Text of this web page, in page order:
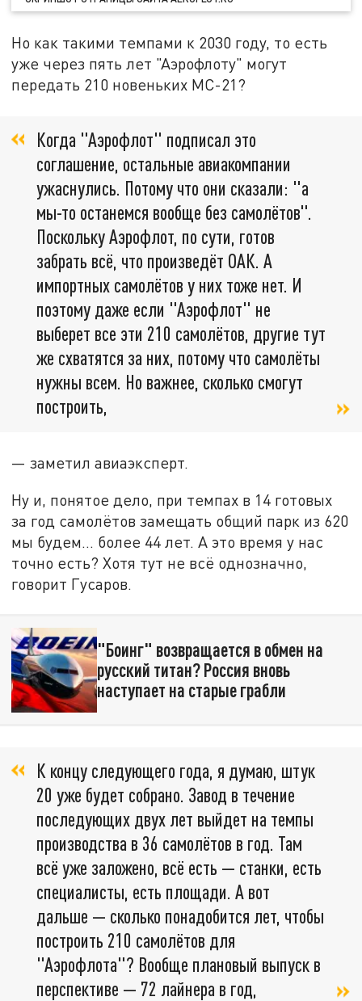
Но как такими темпами к 2030 году, то есть
уже через пять лет "Аэрофлоту" могут
передать 210 новеньких МС-21?
Когда "Аэрофлот" подписал это
соглашение, остальные авиакомпании
ужаснулись. Потому что они сказали: "а
мы-то останемся вообще без самолётов".
Поскольку Аэрофлот, по сути, готов
забрать всё, что произведёт ОАК. А
импортных самолётов у них тоже нет. И
поэтому даже если "Аэрофлот" не
выберет все эти 210 самолётов, другие тут
же схватятся за них, потому что самолёты
нужны всем. Но важнее, сколько смогут
построить,
— заметил авиаэксперт.
Ну и, понятое дело, при темпах в 14 готовых
за год самолётов замещать общий парк из 620
мы будем… более 44 лет. А это время у нас
точно есть? Хотя тут не всё однозначно,
говорит Гусаров.
"Боинг" возвращается в обмен на
русский титан? Россия вновь
наступает на старые грабли
К концу следующего года, я думаю, штук
20 уже будет собрано. Завод в течение
последующих двух лет выйдет на темпы
производства в 36 самолётов в год. Там
всё уже заложено, всё есть — станки, есть
специалисты, есть площади. А вот
дальше — сколько понадобится лет, чтобы
построить 210 самолётов для
"Аэрофлота"? Вообще плановый выпуск в
перспективе — 72 лайнера в год,